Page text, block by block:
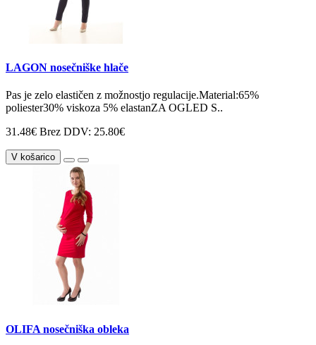
LAGON nosečniške hlače
Pas je zelo elastičen z možnostjo regulacije.Material:65%
poliester30% viskoza 5% elastanZA OGLED S..
31.48€ Brez DDV: 25.80€
V košarico
OLIFA nosečniška obleka